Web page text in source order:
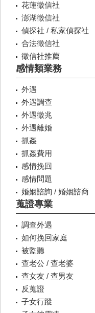
花蓮徵信社
澎湖徵信社
偵探社 / 私家偵探社
合法徵信社
徵信社推薦
感情類業務
外遇
外遇調查
外遇徵兆
外遇離婚
抓姦
抓姦費用
感情挽回
感情問題
婚姻諮詢 / 婚姻諮商
蒐證專業
調查外遇
如何挽回家庭
被監聽
查老公 / 查老婆
查女友 / 查男友
反蒐證
子女行蹤